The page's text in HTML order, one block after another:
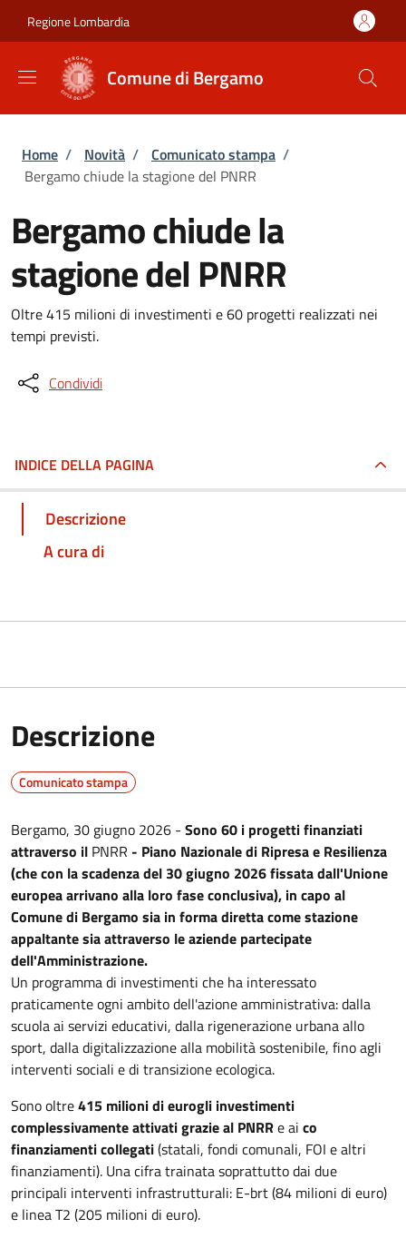
Regione Lombardia
Comune di Bergamo
Briciole di pane
Home / Novità / Comunicato stampa /
Bergamo chiude la stagione del PNRR
Bergamo chiude la
stagione del PNRR
Oltre 415 milioni di investimenti e 60 progetti realizzati nei
tempi previsti.
Condividi
INDICE DELLA PAGINA
Descrizione
A cura di
Descrizione
Comunicato stampa
Bergamo, 30 giugno 2026 - Sono 60 i progetti finanziati
attraverso il PNRR - Piano Nazionale di Ripresa e Resilienza
(che con la scadenza del 30 giugno 2026 fissata dall'Unione
europea arrivano alla loro fase conclusiva), in capo al
Comune di Bergamo sia in forma diretta come stazione
appaltante sia attraverso le aziende partecipate
dell'Amministrazione.
Un programma di investimenti che ha interessato
praticamente ogni ambito dell'azione amministrativa: dalla
scuola ai servizi educativi, dalla rigenerazione urbana allo
sport, dalla digitalizzazione alla mobilità sostenibile, fino agli
interventi sociali e di transizione ecologica.
Sono oltre415 milioni di eurogli investimenti
complessivamente attivati grazie al PNRRe ai co
finanziamenti collegati(statali, fondi comunali, FOI e altri
finanziamenti). Una cifra trainata soprattutto dai due
principali interventi infrastrutturali: E-brt (84 milioni di euro)
e linea T2 (205 milioni di euro).